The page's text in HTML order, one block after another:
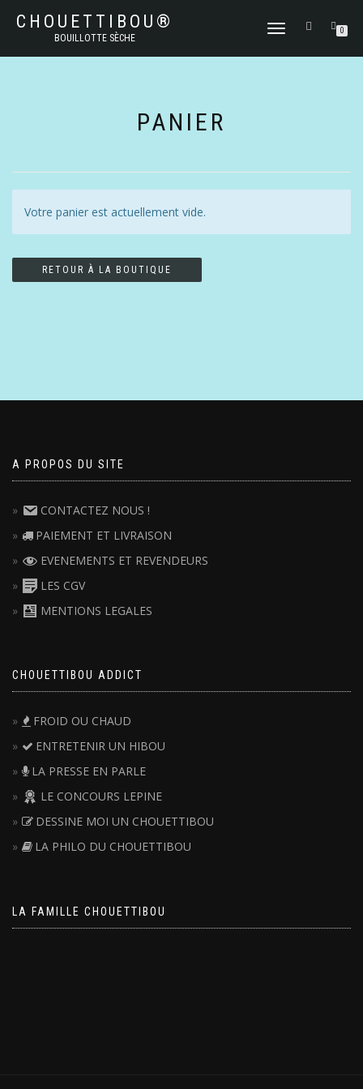
CHOUETTIBOU®
BOUILLOTTE SÈCHE
DÉPLIER
NAVIGATION
0
PANIER
Votre panier est actuellement vide.
RETOUR À LA BOUTIQUE
A PROPOS DU SITE
CONTACTEZ NOUS !
PAIEMENT ET LIVRAISON
EVENEMENTS ET REVENDEURS
LES CGV
MENTIONS LEGALES
CHOUETTIBOU ADDICT
FROID OU CHAUD
ENTRETENIR UN HIBOU
LA PRESSE EN PARLE
LE CONCOURS LEPINE
DESSINE MOI UN CHOUETTIBOU
LA PHILO DU CHOUETTIBOU
LA FAMILLE CHOUETTIBOU